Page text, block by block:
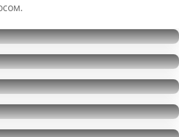
45R20
за 4 шт.
45R20
за 1 шт.
45R20
за 4 шт.